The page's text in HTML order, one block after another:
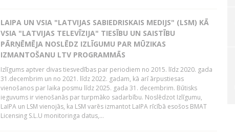
LAIPA UN VSIA "LATVIJAS SABIEDRISKAIS MEDIJS" (LSM) KĀ
VSIA "LATVIJAS TELEVĪZIJA" TIESĪBU UN SAISTĪBU
PĀRŅĒMĒJA NOSLĒDZ IZLĪGUMU PAR MŪZIKAS
IZMANTOŠANU LTV PROGRAMMĀS
Izlīgums aptver divas tiesvedības par periodiem no 2015. līdz 2020. gada
31.decembrim un no 2021. līdz 2022. gadam, kā arī ārpustiesas
vienošanos par laika posmu līdz 2025. gada 31. decembrim. Būtisks
ieguvums ir vienošanās par turpmāko sadarbību. Noslēdzot Izlīgumu,
LaIPA un LSM vienojās, ka LSM varēs izmantot LaIPA rīcībā esošos BMAT
Licensing S.L.U monitoringa datus,...